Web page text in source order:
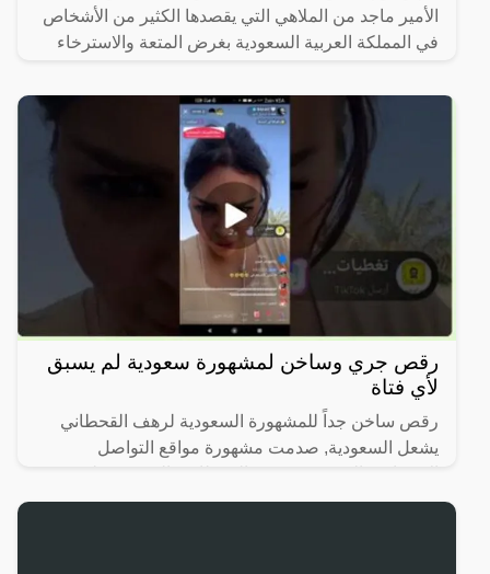
الأمير ماجد من الملاهي التي يقصدها الكثير من الأشخاص
في المملكة العربية السعودية بغرض المتعة والاسترخاء
رقص جري وساخن لمشهورة سعودية لم يسبق
لأي فتاة
رقص ساخن جداً للمشهورة السعودية لرهف القحطاني
يشعل السعودية, صدمت مشهورة مواقع التواصل
رقصها والميكاج الذي